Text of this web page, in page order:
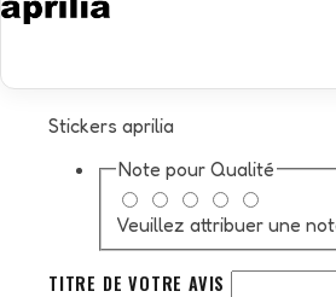
Stickers aprilia
Note pour Qualité
Veuillez attribuer une
TITRE DE VOTRE AVIS